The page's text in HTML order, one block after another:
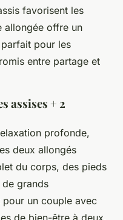
favorisent les
allongée offre un
pour les
entre partage et
assises + 2
profonde,
deux allongés
du corps, des pieds
de grands
pour un couple avec
de bien-être à deux.